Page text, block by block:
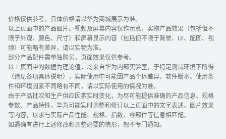
价格仅供参考，具体价格请以华为商城展示为准。
以上页面中的产品图片、视频及屏幕内容仅作示意，实物产品效果（包括但不
限于外观、颜色、尺寸）和屏幕显示内容（包括但不限于背景、UI、配图、视
频）可能略有差异，请以实物为准。
部分产品配件需单独购买，页面效果仅供参考。
以上页面中的数据为理论值，均来自华为内部实验室，于特定测试环境下所得
（请见各项具体说明），实际使用中可能因产品个体差异、软件版本、使用条
件和环境因素不同略有不同，请以实际使用的情况为准。
由于产品批次和生产供应因素实时变化，为尽可能提供准确的产品信息、规格
参数、产品特性，华为可能实时调整和修订以上页面中的文字表述、图片效果
等内容，以求与实际产品性能、规格、指数、零部件等信息相匹配。
如遇确有进行上述修改和调整必要的情形，恕不专门通知。